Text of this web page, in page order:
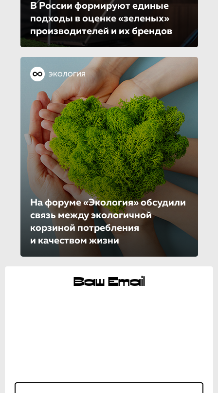
В России формируют единые
подходы в оценке «зеленых»
производителей и их брендов
ЭКОЛОГИЯ
На форуме «Экология» обсудили
связь между экологичной
корзиной потребления
и качеством жизни
Ваш Email